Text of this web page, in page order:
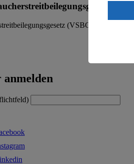
(VSBG) weisen
anmelden
Wenn
ein,
einem
Risiko